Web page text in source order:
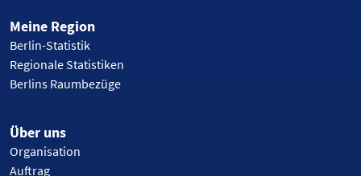
Meine Region
Berlin-Statistik
Regionale Statistiken
Berlins Raumbezüge
Über uns
Organisation
Auftrag